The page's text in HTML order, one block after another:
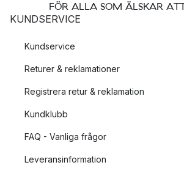
FÖR ALLA SOM ÄLSKAR
KUNDSERVICE
Kundservice
Returer & reklamationer
Registrera retur & reklamation
Kundklubb
FAQ - Vanliga frågor
Leveransinformation